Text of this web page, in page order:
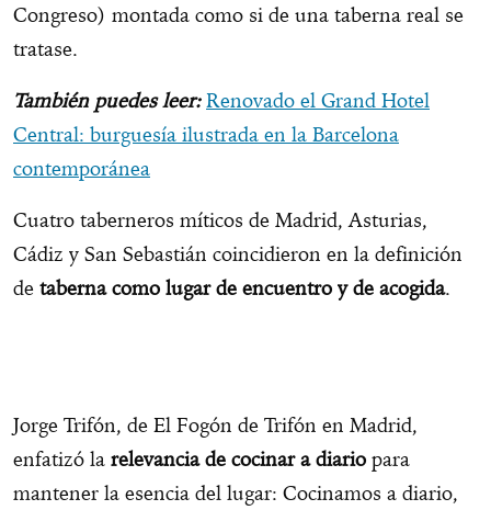
Congreso) montada como si de una taberna real se
tratase.
También puedes leer: Renovado el Grand Hotel
Central: burguesía ilustrada en la Barcelona
contemporánea
Cuatro taberneros míticos de Madrid, Asturias,
Cádiz y San Sebastián coincidieron en la definición
de taberna como lugar de encuentro y de acogida.
Jorge Trifón, de El Fogón de Trifón en Madrid,
enfatizó la relevancia de cocinar a diario para
mantener la esencia del lugar: Cocinamos a diario,